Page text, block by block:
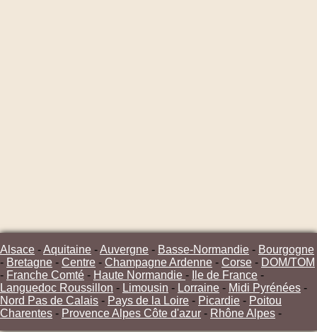
Alsace -Aquitaine -Auvergne - Basse-Normandie - Bourgogne
- Bretagne - Centre - Champagne Ardenne - Corse - DOM/TOM
- Franche Comté - Haute Normandie - Ile de France -
Languedoc Roussillon - Limousin - Lorraine - Midi Pyrénées -
Nord Pas de Calais - Pays de la Loire - Picardie - Poitou
Charentes - Provence Alpes Côte d'azur - Rhône Alpes -